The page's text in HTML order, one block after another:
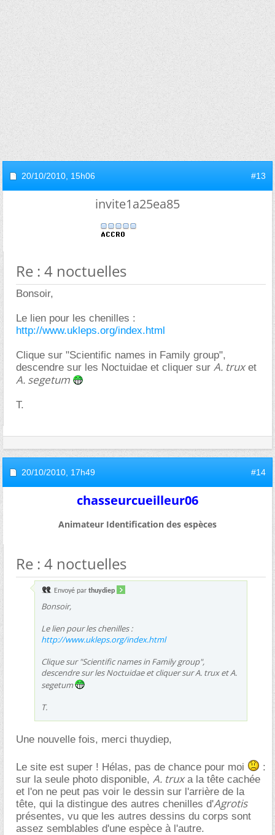
20/10/2010, 15h06 #13
invite1a25ea85
Re : 4 noctuelles
Bonsoir,
Le lien pour les chenilles :
http://www.ukleps.org/index.html
Clique sur "Scientific names in Family group",
descendre sur les Noctuidae et cliquer sur A. truxet
A. segetum
T.
20/10/2010, 17h49 #14
chasseurcueilleur06
Animateur Identification des espèces
Re : 4 noctuelles
Envoyé par thuydiep
Bonsoir,
Le lien pour les chenilles :
http://www.ukleps.org/index.html
Clique sur "Scientific names in Family group",
descendre sur les Noctuidae et cliquer surA. truxetA.
segetum
T.
Une nouvelle fois, merci thuydiep,
Le site est super ! Hélas, pas de chance pour moi
:
sur la seule photo disponible, A. truxa la tête cachée
et l'on ne peut pas voir le dessin sur l'arrière de la
tête, qui la distingue des autres chenilles d'Agrotis
présentes, vu que les autres dessins du corps sont
assez semblables d'une espèce à l'autre.